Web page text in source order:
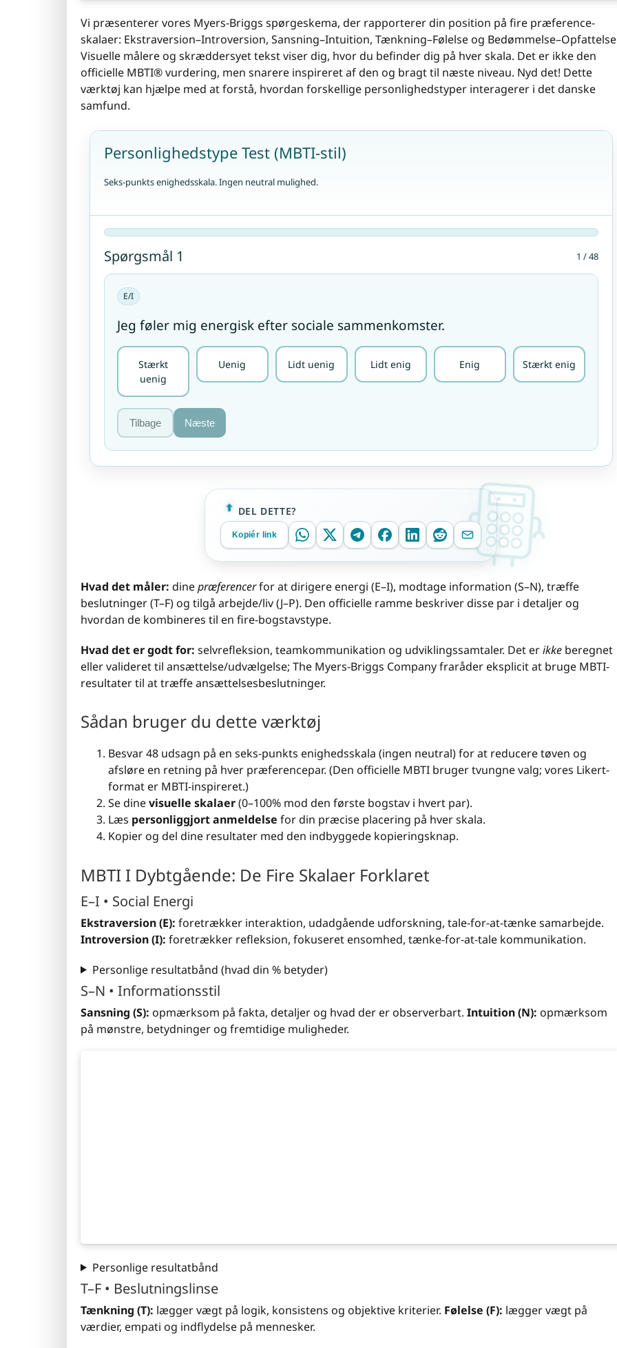
Vi præsenterer vores Myers-Briggs spørgeskema, der rapporterer din position på fire præference-
skalaer: Ekstraversion–Introversion, Sansning–Intuition, Tænkning–Følelse og
Visuelle målere og skræddersyet tekst viser dig, hvor du befinder dig på hver skala. Det er ikke den
officielle MBTI® vurdering, men snarere inspireret af den og bragt til næste niveau. Nyd det! Dette
værktøj kan hjælpe med at forstå, hvordan forskellige personlighedstyper interagerer i det danske
samfund.
Personlighedstype Test (MBTI-stil)
Seks-punkts enighedsskala. Ingen neutral mulighed.
Spørgsmål 1 1 / 48
E/I
Jeg føler mig energisk efter sociale sammenkomster.
Stærkt
uenig
Uenig Lidt uenig Lidt enig Enig Stærkt enig
Tilbage Næste
DEL DETTE?
Kopiér link
Hvad det måler: dinepræferencerfor at dirigere energi (E–I), modtage information (S–N), træffe
beslutninger (T–F) og tilgå arbejde/liv (J–P). Den officielle ramme beskriver disse par i detaljer og
hvordan de kombineres til en fire-bogstavstype.
Hvad det er godt for: selvrefleksion, teamkommunikation og udviklingssamtaler. Det erikke beregnet
eller valideret til ansættelse/udvælgelse; The Myers-Briggs Company fraråder eksplicit at bruge MBTI-
resultater til at træffe ansættelsesbeslutninger.
Sådan bruger du dette værktøj
Besvar 48 udsagn på en seks-punkts enighedsskala (ingen neutral) for at reducere tøven og
afsløre en retning på hver præferencepar. (Den officielle MBTI bruger tvungne valg; vores Likert-
format er MBTI-inspireret.)
Se dinevisuelle skalaer(0–100% mod den første bogstav i hvert par).
Læs personliggjort anmeldelse for din præcise placering på hver skala.
Kopier og del dine resultater med den indbyggede kopieringsknap.
MBTI I Dybtgående: De Fire Skalaer Forklaret
E–I • Social Energi
Ekstraversion (E): foretrækker interaktion, udadgående udforskning, tale-for-at-tænke samarbejde.
Introversion (I): foretrækker refleksion, fokuseret ensomhed, tænke-for-at-tale kommunikation.
Personlige resultatbånd (hvad din % betyder)
S–N • Informationsstil
Sansning (S): opmærksom på fakta, detaljer og hvad der er observerbart. Intuition (N): opmærksom
på mønstre, betydninger og fremtidige muligheder.
Personlige resultatbånd
T–F • Beslutningslinse
Tænkning (T): lægger vægt på logik, konsistens og objektive kriterier. Følelse (F): lægger vægt på
værdier, empati og indflydelse på mennesker.